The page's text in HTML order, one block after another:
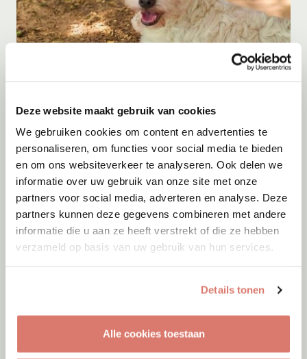
Deze website maakt gebruik van cookies
We gebruiken cookies om content en advertenties te
personaliseren, om functies voor social media te bieden
en om ons websiteverkeer te analyseren. Ook delen we
informatie over uw gebruik van onze site met onze
partners voor social media, adverteren en analyse. Deze
partners kunnen deze gegevens combineren met andere
informatie die u aan ze heeft verstrekt of die ze hebben
verzameld op basis van uw gebruik van hun services.
Details tonen
Alle cookies toestaan
Adoptie07-08-2026
Brisa
Beekbergen